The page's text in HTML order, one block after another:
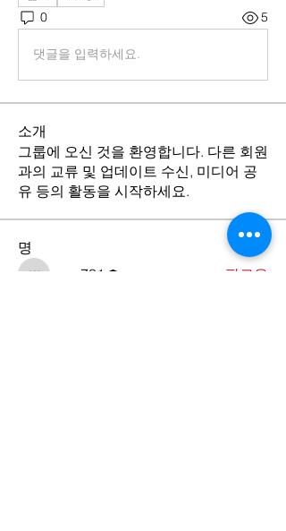
0 5
댓글을 입력하세요.
소개
그룹에 오신 것을 환영합니다. 다른 회원
과의 교류 및 업데이트 수신, 미디어 공
유 등의 활동을 시작하세요.
명
wmc731
팔로우